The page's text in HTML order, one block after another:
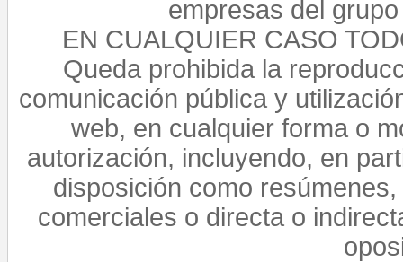
empresas del
EN CUALQUIER CASO
Queda prohibida la
comunicación pública y
web, en cualquier forma o
autorización, incluyendo, en
disposición como
comerciales o directa o